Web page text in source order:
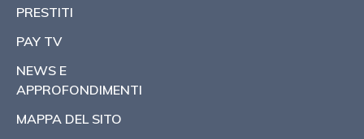
PRESTITI
PAY TV
NEWS E
APPROFONDIMENTI
MAPPA DEL SITO